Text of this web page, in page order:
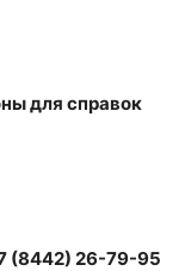
для справок
(8442) 26-79-95